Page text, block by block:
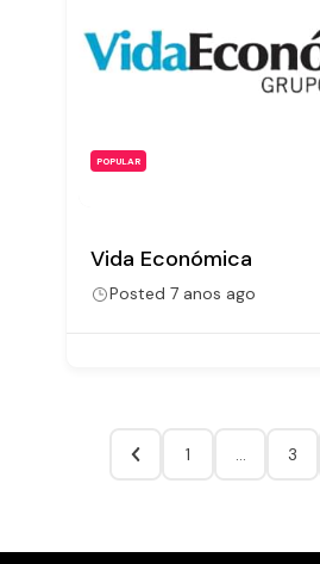
POPULAR
Vida Económica
Posted 7 anos ago
1 … 3